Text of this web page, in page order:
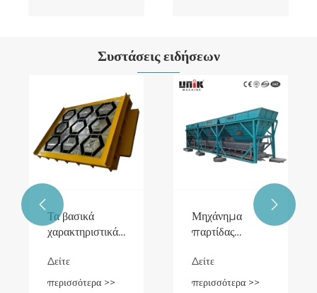
Συστάσεις ειδήσεων
Τα βασικά
χαρακτηριστικά
αναζητήσετε σε
μια
Δείτε
περισσότερα >>
Μηχάνημα
παρτίδας
Ενίσχυση της
αποτελεσματικότητας
Δείτε
περισσότερα >>
 